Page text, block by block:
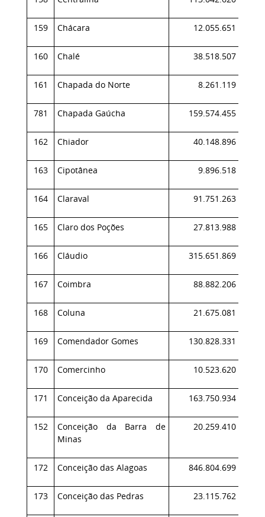
159 Chácara 12.055.651
160 Chalé 38.518.507
161 Chapada do Norte 8.261.119
781 Chapada Gaúcha 159.574.455
162 Chiador 40.148.896
163 Cipotânea 9.896.518
164 Claraval 91.751.263
165 Claro dos Poções 27.813.988
166 Cláudio 315.651.869
167 Coimbra 88.882.206
168 Coluna 21.675.081
169 Comendador Gomes 130.828.331
170 Comercinho 10.523.620
171 Conceição da Aparecida 163.750.934
152
Conceição da Barra de
Minas
20.259.410
172 Conceição das Alagoas 846.804.699
173 Conceição das Pedras 23.115.762